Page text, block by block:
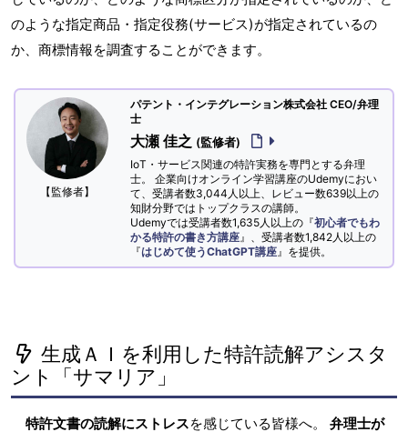
のような指定商品・指定役務(サービス)が指定されているの
か、商標情報を調査することができます。
【監修者】
パテント・インテグレーション株式会社 CEO/弁理
士
大瀬 佳之 (監修者)
IoT・サービス関連の特許実務を専門とする弁理
士。 企業向けオンライン学習講座のUdemyにおい
て、受講者数3,044人以上、レビュー数639以上の
知財分野ではトップクラスの講師。
Udemyでは受講者数1,635人以上の『初心者でもわ
かる特許の書き方講座 』、受講者数1,842人以上の
『はじめて使うChatGPT講座 』を提供。
生成ＡＩを利用した特許読解アシスタ
ント「サマリア」
特許文書の読解にストレスを感じている皆様へ。 弁理士が